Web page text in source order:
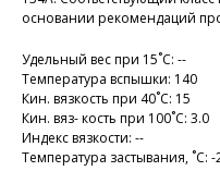
основании рекомендаций
Удельный вес при 15˚С: --
Температура вспышки: 140
Кин. вязкость при 40˚С: 15
Кин. вяз- кость при 100˚С: 3.0
Индекс вязкости: --
Температура застывания, ˚С: -